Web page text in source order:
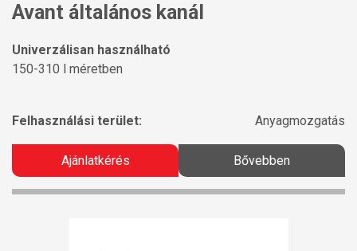
Avant általános kanál
Univerzálisan használható
150-310 l méretben
Felhasználási terület: Anyagmozgatás
Ajánlatkérés Bővebben